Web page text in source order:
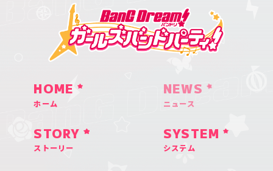
HOME
ホーム
NEWS
ニュース
STORY
ストーリー
SYSTEM
システム